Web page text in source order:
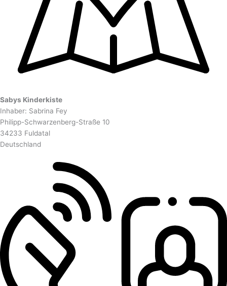
Sabys Kinderkiste
Inhaber: Sabrina Fey
Philipp-Schwarzenberg-Straße 10
34233 Fuldatal
Deutschland